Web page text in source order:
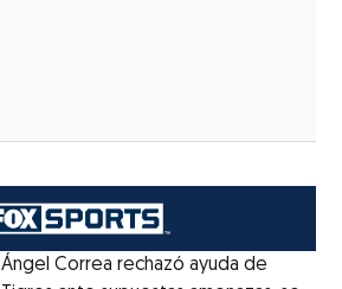
Ángel Correa rechazó ayuda de